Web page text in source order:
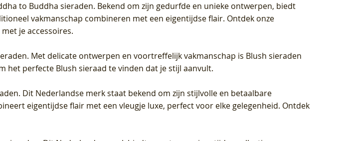
to Buddha sieraden. Bekend om zijn gedurfde en unieke ontwerpen, biedt
vakmanschap combineren met een eigentijdse flair. Ontdek onze
je accessoires.
Met delicate ontwerpen en voortreffelijk vakmanschap is Blush sieraden
het perfecte Blush sieraad te vinden dat je stijl aanvult.
Dit Nederlandse merk staat bekend om zijn stijlvolle en betaalbare
eigentijdse flair met een vleugje luxe, perfect voor elke gelegenheid. Ontdek